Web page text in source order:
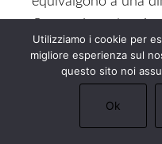
portatile,
prezzo
intrattenimento, uno
Utilizziamo i cookie per
migliore esperienza sul
questo sito noi
Ok